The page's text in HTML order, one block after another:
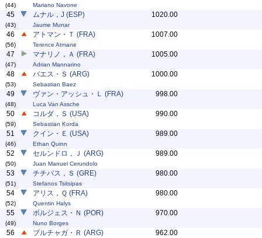
(44) Mariano Navone
45
(43)
ムナル，J (ESP)
Jaume Munar
1020.00
46
(56)
アトマン・Ｔ (FRA)
Terence Atmane
1007.00
47
(47)
マナリノ，Ａ (FRA)
Adrian Mannarino
1005.00
48
(53)
バエス・Ｓ (ARG)
Sebastian Baez
1000.00
49
(48)
ヴァン・アッシュ・Ｌ (FRA)
Luca Van Assche
998.00
50
(59)
コルダ，Ｓ (USA)
Sebastian Korda
990.00
51
(46)
クイン・Ｅ (USA)
Ethan Quinn
989.00
52
(50)
セルンドロ，Ｊ (ARG)
Juan Manuel Cerundolo
989.00
53
(51)
チチパス，Ｓ (GRE)
Stefanos Tsitsipas
980.00
54
(52)
アリス，Ｑ (FRA)
Quentin Halys
980.00
55
(49)
ボルジェス・Ｎ (POR)
Nuno Borges
970.00
56 ブルチャガ・Ｒ (ARG) 962.00